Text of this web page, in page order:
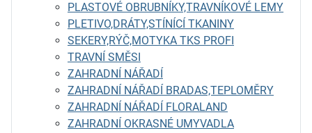
PLASTOVÉ OBRUBNÍKY,TRAVNÍKOVÉ LEMY
PLETIVO,DRÁTY,STÍNÍCÍ TKANINY
SEKERY,RÝČ,MOTYKA TKS PROFI
TRAVNÍ SMĚSI
ZAHRADNÍ NÁŘADÍ
ZAHRADNÍ NÁŘADÍ BRADAS,TEPLOMĚRY
ZAHRADNÍ NÁŘADÍ FLORALAND
ZAHRADNÍ OKRASNÉ UMYVADLA